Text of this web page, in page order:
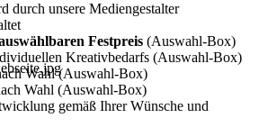
durch unsere Mediengestalter
Festpreis (Auswahl-Box)
Kreativbedarfs (Auswahl-Box)
Wahl (Auswahl-Box)
Wahl (Auswahl-Box)
gemäß Ihrer Wünsche und